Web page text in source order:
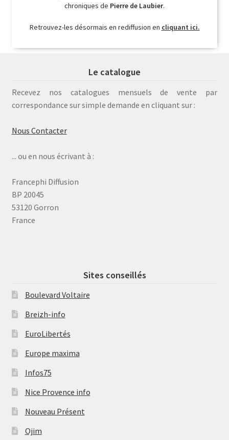
chroniques de Pierre de Laubier.
Retrouvez-les désormais en rediffusion en cliquant ici.
Le catalogue
Recevez nos catalogues mensuels de vente par
correspondance sur simple demande en cliquant sur :
Nous Contacter
... ou en nous écrivant à :
Francephi Diffusion
BP 20045
53120 Gorron
France
Sites conseillés
Boulevard Voltaire
Breizh-info
EuroLibertés
Europe maxima
Infos75
Nice Provence info
Nouveau Présent
Ojim